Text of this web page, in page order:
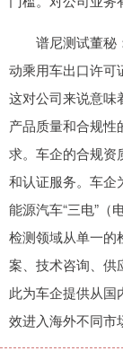
谱尼测试董秘：
动乘用车出口许可
这对公司来说意味
产品质量和合规性
求。车企的合规资
和认证服务。车企
能源汽车“三电”（
检测领域从单一的
案、技术咨询、供
此为车企提供从国
效进入海外不同市